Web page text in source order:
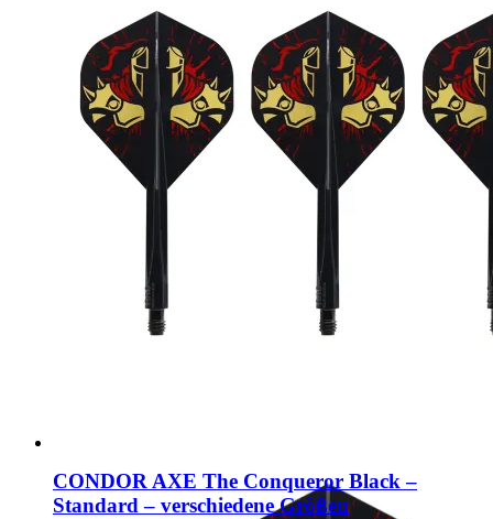
CONDOR AXE The Conqueror Black –
Standard – verschiedene Größen